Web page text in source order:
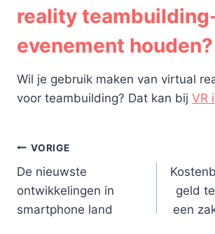
reality
evenement houden?
Wil je gebruik maken van virtual
voor teambuilding? Dat kan bij VR
Bericht
navigatie
VORIGE
De nieuwste
ontwikkelingen in
smartphone land
geld
een